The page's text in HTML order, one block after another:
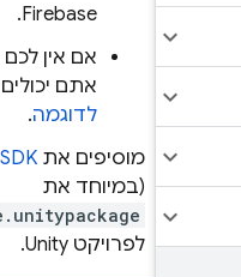
Firebase.
אתם יכולים
לדוגמה.
מוסיפים את
UnitySDK
(במיוחד את
לפרויקט Unity.